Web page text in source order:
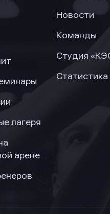
лагеря
арене
Новости
Команды
Студия
Статистика